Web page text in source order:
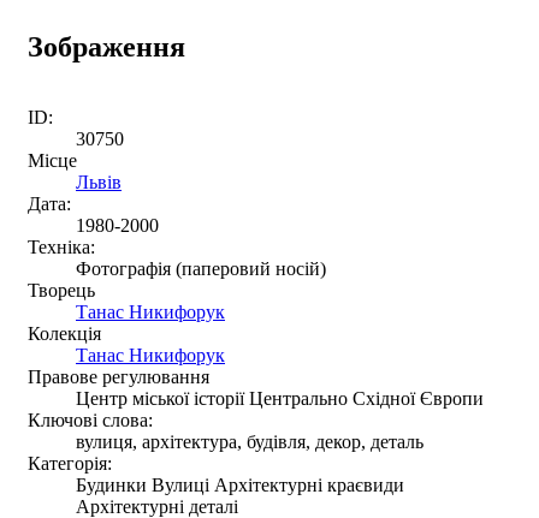
Зображення
ID:
30750
Місце
Львів
Дата:
1980-2000
Техніка:
Фотографія (паперовий носій)
Творець
Танас Никифорук
Колекція
Танас Никифорук
Правове регулювання
Центр міської історії Центрально Східної Європи
Ключові слова:
вулиця, архітектура, будівля, декор, деталь
Категорія:
Будинки Вулиці Архітектурні краєвиди
Архітектурні деталі